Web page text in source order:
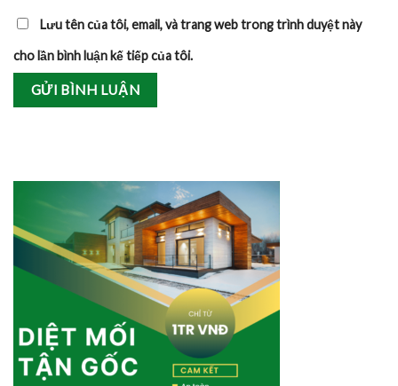
Lưu tên của tôi, email, và trang web trong trình duyệt này
cho lần bình luận kế tiếp của tôi.